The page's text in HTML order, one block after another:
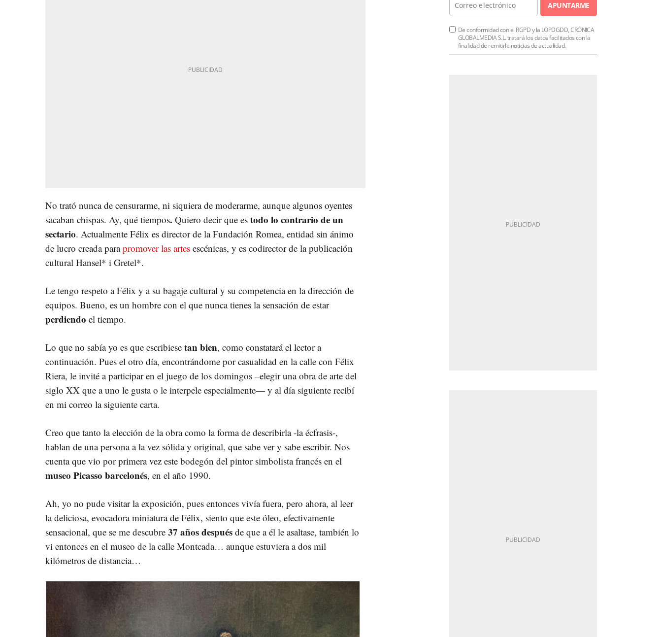
No trató nunca de censurarme, ni siquiera de moderarme, aunque algunos oyentes
sacaban chispas. Ay, qué tiempos. Quiero decir que es todo lo contrario deun
sectario. Actualmente Félix es director de la Fundación Romea, entidad sin ánimo
de lucro creada parapromover las artes escénicas, y es codirector de la publicación
cultural Hansel* i Gretel*.
Le tengo respeto a Félix y a su bagaje cultural y su competencia en la dirección de
equipos. Bueno, es un hombre con el que nunca tienes la sensación de estar
perdiendo el tiempo.
Lo que no sabía yo es que escribiese tan bien, como constatará el lector a
continuación. Pues el otro día, encontrándome por casualidad en la calle con Félix
Riera, le invité a participar en el juego de los domingos –elegir una obra de arte del
siglo XX que a uno le gusta o le interpele especialmente— y al día siguiente recibí
en mi correo la siguiente carta.
Creo que tanto la elección de la obra como la forma de describirla -la écfrasis-,
hablan de una persona a la vez sólida y original, que sabe ver y sabe escribir. Nos
cuenta que vio por primera vez este bodegón del pintor simbolista francés en el
museo Picasso barcelonés, en el año 1990.
Ah, yo no pude visitar la exposición, pues entonces vivía fuera, pero ahora, al leer
la deliciosa, evocadora miniatura de Félix, siento que este óleo, efectivamente
sensacional, que se me descubre 37 años después de que a él le asaltase, también lo
vi entonces en el museo de la calle Montcada… aunque estuviera a dos mil
kilómetros de distancia…
APUNTARME
De conformidad con el RGPD y la LOPDGDD, CRÓNICA
GLOBALMEDIA S.L. tratará los datos facilitados con la
finalidad de remitirle noticias de actualidad.